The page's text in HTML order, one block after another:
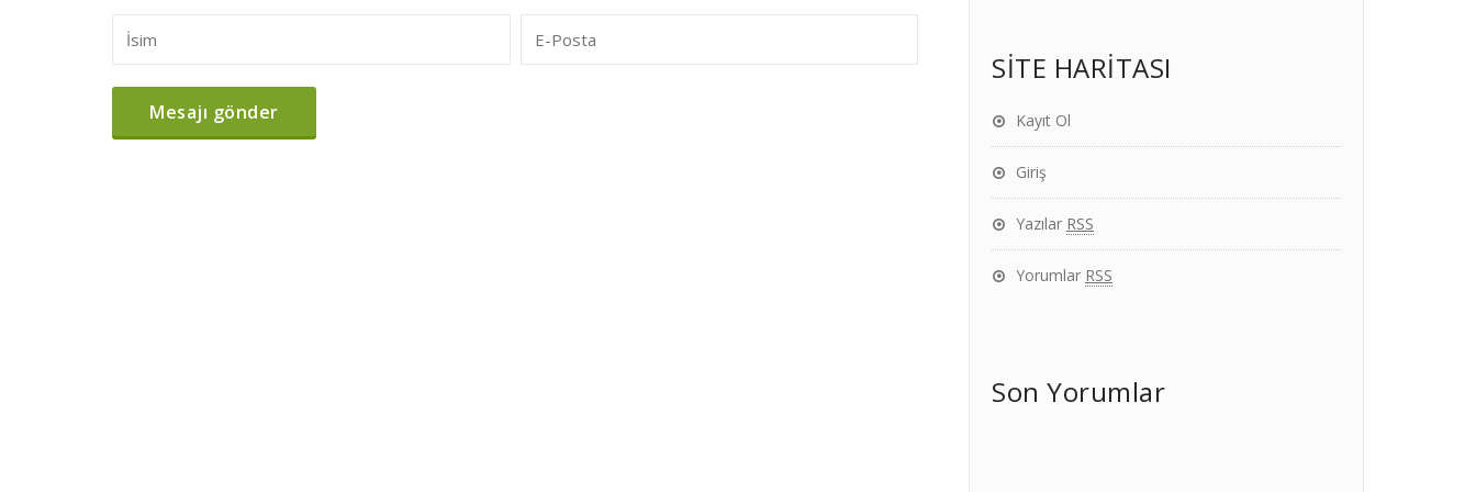
SİTE HARİTASI
Kayıt Ol
Giriş
Yazılar RSS
Yorumlar RSS
Son Yorumlar